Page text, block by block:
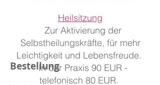
Heilsitzung
Zur Aktivierung der
Selbstheilungskräfte, für mehr
Leichtigkeit und Lebensfreude.
In der Praxis 90 EUR -
telefonisch 80 EUR.
Bestellung